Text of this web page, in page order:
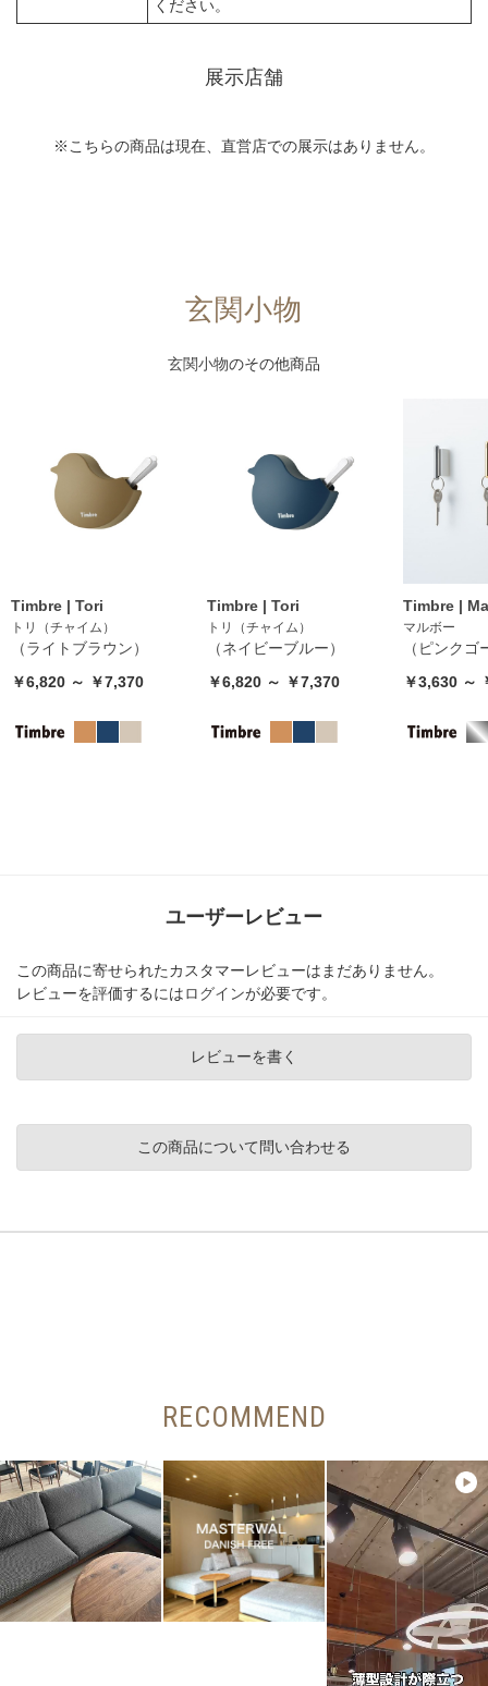
ください。
展示店舗
※こちらの商品は現在、直営店での展示はありません。
玄関小物
玄関小物のその他商品
Timbre | Tori
トリ（チャイム）
（ライトブラウン）
￥6,820 ～ ￥7,370
Timbre | Tori
トリ（チャイム）
（ネイビーブルー）
￥6,820 ～ ￥7,370
Timbre |
マルボー
（ピンクゴ
￥3,630 ～
ユーザーレビュー
この商品に寄せられたカスタマーレビューはまだありません。
レビューを評価するにはログインが必要です。
レビューを書く
この商品について問い合わせる
RECOMMEND